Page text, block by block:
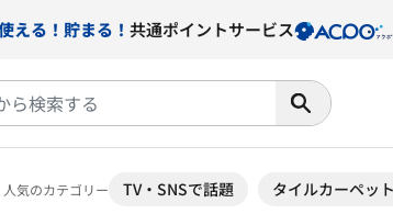
える！貯まる！ 共通ポイントサービス
人気のカテゴリー TV・SNSで話題 タイルカーペット